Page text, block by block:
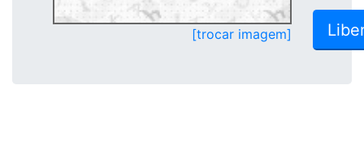
[trocar imagem]